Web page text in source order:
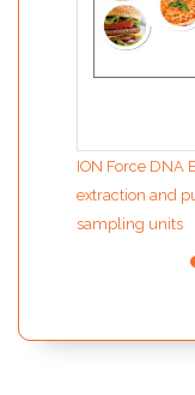
ION Force DNA
extraction and
sampling units